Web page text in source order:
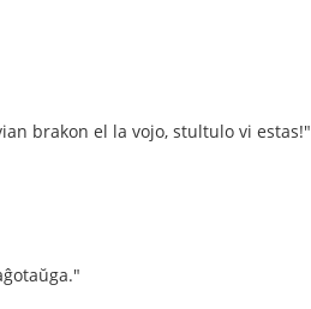
brakon el la vojo, stultulo vi estas!"